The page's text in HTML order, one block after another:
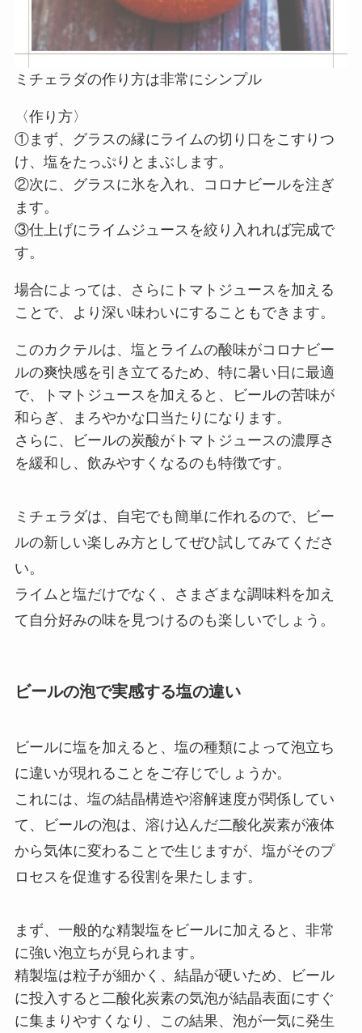
ミチェラダの作り方は非常にシンプル
〈作り方〉
①まず、グラスの縁にライムの切り口をこすりつ
け、塩をたっぷりとまぶします。
②次に、グラスに氷を入れ、コロナビールを注ぎ
ます。
③仕上げにライムジュースを絞り入れれば完成で
す。
場合によっては、さらにトマトジュースを加える
ことで、より深い味わいにすることもできます。
このカクテルは、塩とライムの酸味がコロナビー
ルの爽快感を引き立てるため、特に暑い日に最適
で、トマトジュースを加えると、ビールの苦味が
和らぎ、まろやかな口当たりになります。
さらに、ビールの炭酸がトマトジュースの濃厚さ
を緩和し、飲みやすくなるのも特徴です。
ミチェラダは、自宅でも簡単に作れるので、ビー
ルの新しい楽しみ方としてぜひ試してみてくださ
い。
ライムと塩だけでなく、さまざまな調味料を加え
て自分好みの味を見つけるのも楽しいでしょう。
ビールの泡で実感する塩の違い
ビールに塩を加えると、塩の種類によって泡立ち
に違いが現れることをご存じでしょうか。
これには、塩の結晶構造や溶解速度が関係してい
て、ビールの泡は、溶け込んだ二酸化炭素が液体
から気体に変わることで生じますが、塩がそのプ
ロセスを促進する役割を果たします。
まず、一般的な精製塩をビールに加えると、非常
に強い泡立ちが見られます。
精製塩は粒子が細かく、結晶が硬いため、ビール
に投入すると二酸化炭素の気泡が結晶表面にすぐ
に集まりやすくなり、この結果、泡が一気に発生